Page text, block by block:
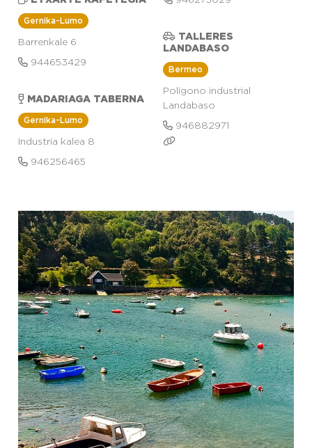
Gernika-Lumo
Barrenkale 6
944653429
MADARIAGA TABERNA
Gernika-Lumo
Industria kalea 8
946256465
LANDABASO
Bermeo
Poligono industrial
Landabaso
946882971